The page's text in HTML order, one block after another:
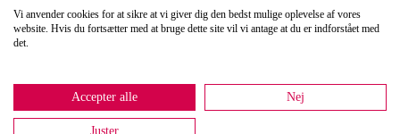
info@danbegravelse.dk
Adresse
Hovedkontor og administration
2860 Søborg
Se alle områder vi dækker
Danbegravelse.dk ApS
Vi anvender cookies for at sikre at vi giver dig den bedst mulige oplevelse af vores
website. Hvis du fortsætter med at bruge dette site vil vi antage at du er indforstået med
det.
Accepter alle Nej
Juster